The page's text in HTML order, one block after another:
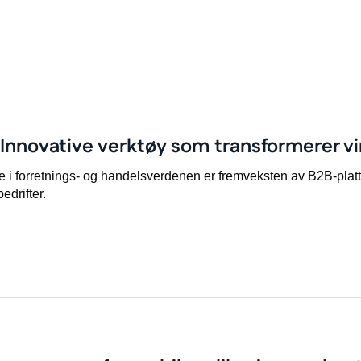
verktøy som transformerer
i forretnings- og handelsverdenen er fremveksten av B2B-